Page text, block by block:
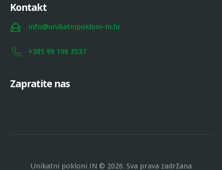
Kontakt
info@unikatnipokloni-in.hr
+385 99 196 3537
Zapratite nas
Unikatni pokloni IN © 2026. Sva prava zadržana